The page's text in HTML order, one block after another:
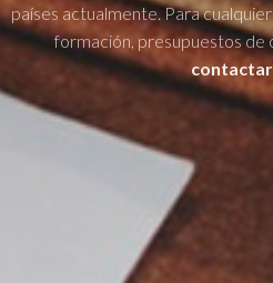
países actualmente. Para
formación, presupuestos de